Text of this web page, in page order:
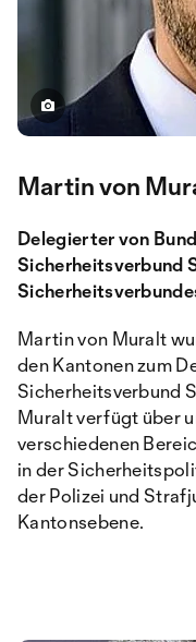
Martin von
Delegierter von
Sicherheitsverbund
Martin von Muralt
den Kantonen zum
Sicherheitsverbund
Muralt verfügt über
verschiedenen
in der
der Polizei und
Kantonsebene.